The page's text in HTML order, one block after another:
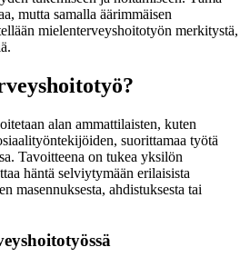
mutta samalla äärimmäisen
mielenterveyshoitotyön merkitystä,
alan ammattilaisten, kuten
suorittamaa työtä
Tavoitteena on tukea yksilön
häntä selviytymään erilaisista
masennuksesta, ahdistuksesta tai